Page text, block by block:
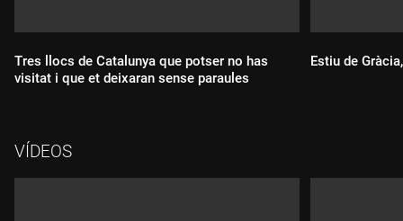
Tres llocs de Catalunya que potser no has
visitat i que et deixaran sense paraules
Durada:
Estiu de
VÍDEOS